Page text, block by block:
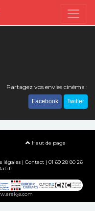
Partagez vos envies cinéma :
Facebook Twitter
Haut de page
légales| Contact| 01 69 28 80 26